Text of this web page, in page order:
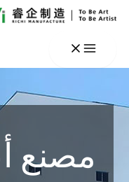
تخطي
المحتوى
مصنع